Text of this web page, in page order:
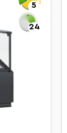
5
24